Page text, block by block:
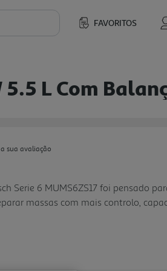
FAVORITOS
L Com
a sua avaliação
Serie 6 MUMS6ZS17 foi pensado
massas com mais controlo,
facilita pesar os ingredientes